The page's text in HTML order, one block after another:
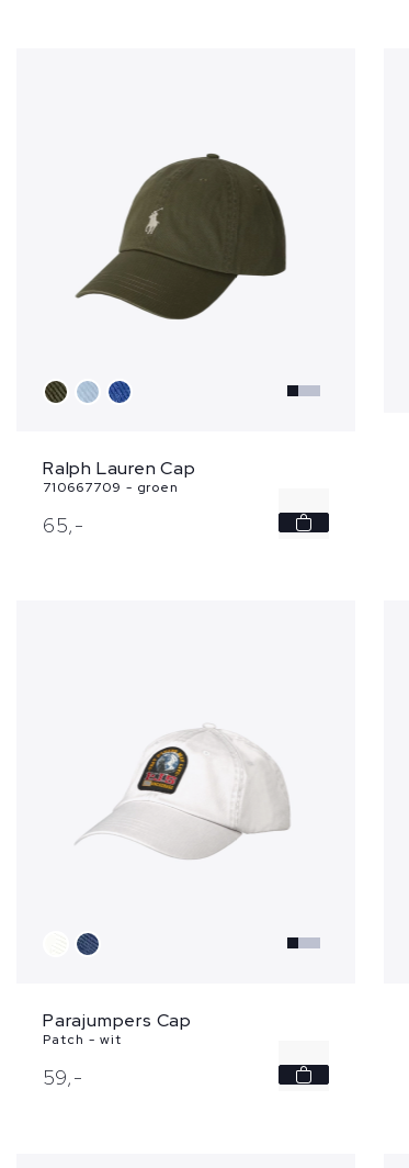
Ralph Lauren Cap
710667709 - groen
65,- -
Parajumpers Cap
Patch - wit
59,- -